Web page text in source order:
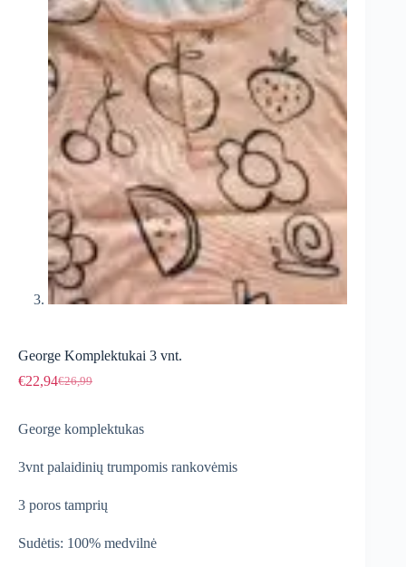
George Komplektukai 3 vnt.
€26,99
Original
was:
€26,99.
€22,94Current
is:
€22,94.
George komplektukas
3vnt palaidinių trumpomis rankovėmis
3 poros tamprių
Sudėtis: 100% medvilnė